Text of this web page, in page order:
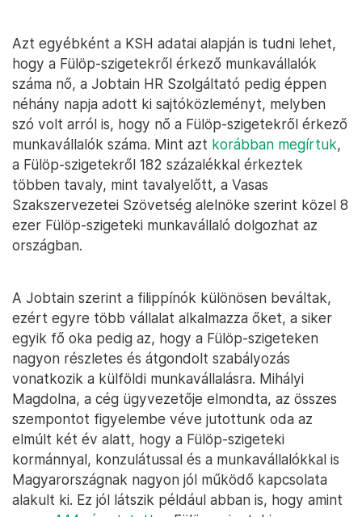
Azt egyébként a KSH adatai alapján is tudni lehet,
hogy a Fülöp-szigetekről érkező munkavállalók
száma nő, a Jobtain HR Szolgáltató pedig éppen
néhány napja adott ki sajtóközleményt, melyben
szó volt arról is, hogy nő a Fülöp-szigetekről érkező
munkavállalók száma. Mint azt korábban megírtuk,
a Fülöp-szigetekről 182 százalékkal érkeztek
többen tavaly, mint tavalyelőtt, a Vasas
Szakszervezetei Szövetség alelnöke szerint közel 8
ezer Fülöp-szigeteki munkavállaló dolgozhat az
országban.
A Jobtain szerint a filippínók különösen beváltak,
ezért egyre több vállalat alkalmazza őket, a siker
egyik fő oka pedig az, hogy a Fülöp-szigeteken
nagyon részletes és átgondolt szabályozás
vonatkozik a külföldi munkavállalásra. Mihályi
Magdolna, a cég ügyvezetője elmondta, az összes
szempontot figyelembe véve jutottunk oda az
elmúlt két év alatt, hogy a Fülöp-szigeteki
kormánnyal, konzulátussal és a munkavállalókkal is
Magyarországnak nagyon jól működő kapcsolata
alakult ki. Ez jól látszik például abban is, hogy amint